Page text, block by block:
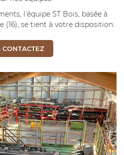
05 45 31 91
Restez
INSCRIPTION
l’équipe ST Bois, basée à
(16), se tient à votre disposition.
CONTACTEZ